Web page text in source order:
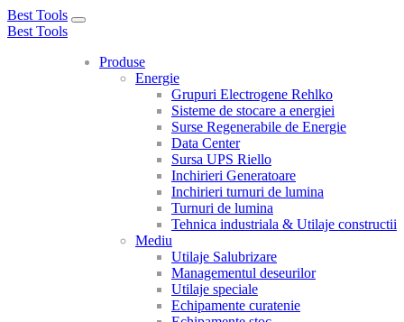
Best Tools
Toggle
Best Tools
Produse
Energie
Grupuri Electrogene Rehlko
Sisteme de stocare a energiei
Surse Regenerabile de Energie
Data Center
Sursa UPS Riello
Inchirieri Generatoare
Inchirieri turnuri de lumina
Turnuri de lumina
Tehnica industriala & Utilaje constructii
Mediu
Utilaje Salubrizare
Managementul deseurilor
Utilaje speciale
Echipamente curatenie